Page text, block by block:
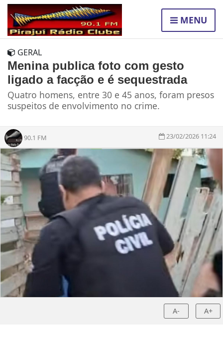
MENU
GERAL
Menina publica foto com gesto
ligado a facção e é sequestrada
Quatro homens, entre 30 e 45 anos, foram presos
suspeitos de envolvimento no crime.
90.1 FM 23/02/2026 11:24
A- A+